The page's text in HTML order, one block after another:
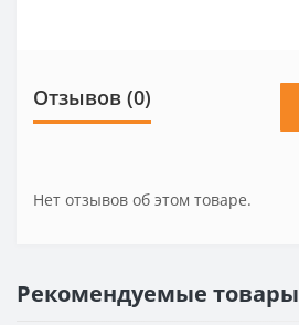
Отзывов (0)
Нет отзывов об этом товаре.
Рекомендуемые товары